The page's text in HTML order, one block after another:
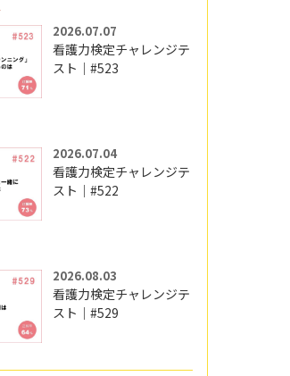
2026.07.07
看護力検定チャレンジテ
スト｜#523
2026.07.04
看護力検定チャレンジテ
スト｜#522
2026.08.03
看護力検定チャレンジテ
スト｜#529